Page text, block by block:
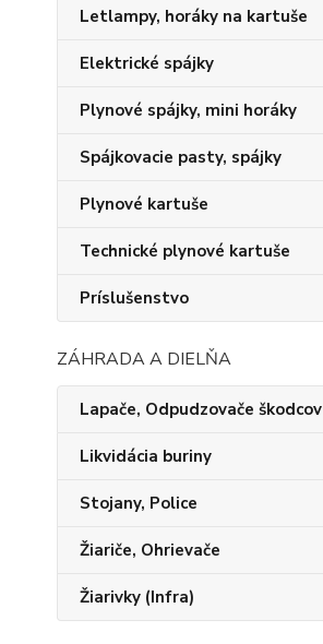
Letlampy, horáky na kartuše
Elektrické spájky
Plynové spájky, mini horáky
Spájkovacie pasty, spájky
Plynové kartuše
Technické plynové kartuše
Príslušenstvo
ZÁHRADA A DIELŇA
Lapače, Odpudzovače škodcov
Likvidácia buriny
Stojany, Police
Žiariče, Ohrievače
Žiarivky (Infra)